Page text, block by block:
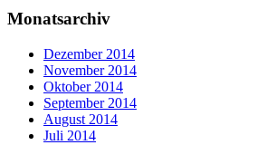
Monatsarchiv
Dezember 2014
November 2014
Oktober 2014
September 2014
August 2014
Juli 2014